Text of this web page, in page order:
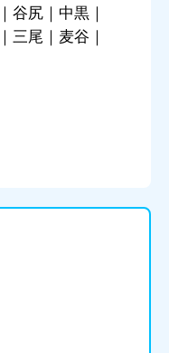
谷尻｜中黒｜
三尾｜麦谷｜